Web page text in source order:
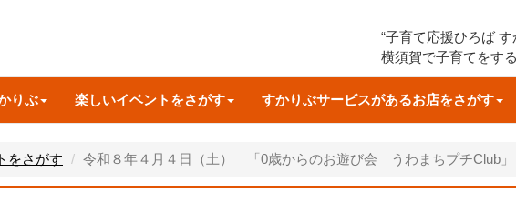
“子育て応援ひろば
横須賀で子育てをす
りぶ 楽しいイベントをさがす すかりぶサービスがあるお店をさがす
をさがす 令和８年４月４日（土） 「0歳からのお遊び会 うわまちプチClub